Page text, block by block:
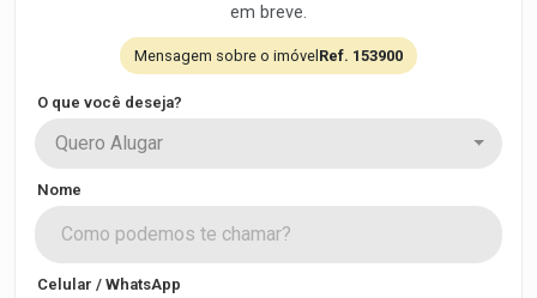
em breve.
Mensagem sobre o imóvel Ref. 153900
O que você deseja?
Quero Alugar
Nome
Celular / WhatsApp